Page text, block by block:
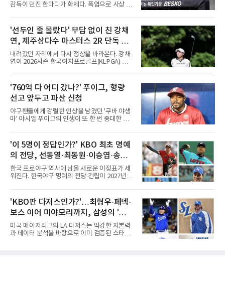
감독이 던진 한마디가 화제다. 폭염으로 사상 초
독은 단순히 더위를 이야기하지 않았다. 우천,
폭염, 부상 등 변수가 늘어나는 현실에서 현재
팀당 144경기 체제가 과연 지속 가능한지 질문
을 던졌다.물론 144경기가 세계적으로 특별히
많은 숫자는 아니다. 메이저리그는 팀당 162경
기, 일본프로야구도 143~144경기를 치른다. 숫
자만 놓고 보면 KBO가 유난히 혹사 구조라고 말
비교하기 어려울 정도로 폭염이 길어지고 강해
지고 있다. 여기에 장마, 이
'선두인 줄 몰랐다' 부담 없이 친 강채
연, 제주삼다수 마스터스 2R 단독 선
두
내려갔던 자리에서 다시 정상을 바라본다. 강채
연이 2026시즌 한국여자프로골프(KLPGA) 투어
억 원, 우승상금 1억8000만 원) 2라운드에서 단
독 선두로 도약했다.강채연은 7일 제주도 서귀
포의 테디밸리 골프앤리조트(파72)에서 열린 2
라운드에서 버디 5개와 보기 1개를 묶어 4언더
파 68타를 쳤다. 중간합계 9언더파 135타로 전
날 공동 4위에서 선두로 올라섰다. 공동 2위 그
룹(8언더파 136타)과는 한 타 차다.이 대회는 그
받았으나, 지난해 상금순위 75위에 그쳐 시드순
위전으로 밀렸고 본선에서도 78위에
'760억 다 어디 갔나?' 푸이그, 형량
선고 앞두고 파산 신청
야구팬들에게 강렬한 인상을 남겼던 '쿠바 야생
마' 야시엘 푸이그의 인생이 또 한 번 중대한 갈
거액을 벌었던 푸이그가 연방 사건 선고를 앞두
고 파산보호를 신청했다.푸이그는 최근 미국 플
로리다 파산 법원에 챕터11 파산보호 신청을 냈
다. 챕터11은 기업이나 개인이 채권자들과 협의
를 통해 재정 구조를 재편할 수 있도록 돕는 제도
다.미 매체들에 따르면 푸이그의 자산 규모는
1000만~5000만 달러(약 146억~730억 원), 부
산 내역 등 일부 필수 자료가 빠졌다며 서류 미비
를 지적했다.관심이 쏠리는 이
'이 5명이 정답인가?' KBO 최초 명예
의 전당, 선동열·최동원·이승엽·송진
우·김응용을 둘러싼 논쟁
한국 프로야구 역사에 남을 새로운 이정표가 세
워진다. 한국야구 명예의 전당 건립이 2027년으
문으로 향하고 있다. "누가 한국 야구 최초의 명
예의 전당 헌액자가 될 것인가?"현재 가장 많이
거론되는 후보군은 선동열, 최동원, 이승엽, 송
진우, 그리고 김응용 감독이다. 한국 야구의 시
대별 상징성과 업적을 고려하면 충분히 설득력
있는 이름들이다.선동열은 한국 야구가 배출한
최고의 투수로 평가받는다. 해태 시절 통산 146
'KBO판 다저스인가?'…최형우·페덱·
보스 이어 미야모리까지, 삼성의 '스펙
만렙' 승부수
미국 메이저리그의 LA 다저스는 막강한 자본력
과 데이터 분석을 바탕으로 이미 검증된 스타들